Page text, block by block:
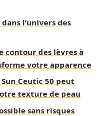
l’univers des
contour des lèvres à
votre apparence
Ceutic 50 peut
texture de peau
sans risques